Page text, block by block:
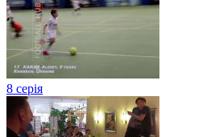
8 серія